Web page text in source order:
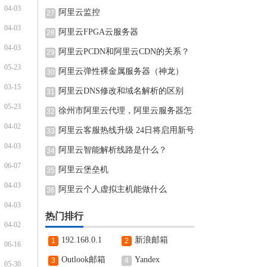
04-03
04-03
04-03
05-23
03-15
05-23
04-02
04-03
06-07
04-03
04-03
04-02
06-16
05-30
27 阿里云监控
28 阿里云FPGA云服务器
29 阿里云PCDN和阿里云CDN的关系？
30 阿里云弹性裸金属服务器（神龙）
31 阿里云DNS修改和域名解析的区别
32 徐州市阿里云代理，阿里云服务器怎
33 阿里云客服热线升级 24日将启用新号
34 阿里云智能解析线路是什么？
35 阿里云堡垒机
36 阿里云个人虚拟主机能做什么
热门排行
1 192.168.0.1 2 新浪邮箱
3 Outlook邮箱 4 Yandex